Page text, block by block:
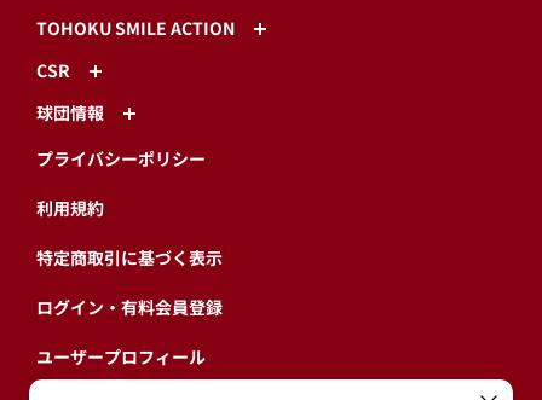
TOHOKU SMILE ACTION
CSR
球団情報
プライバシーポリシー
利用規約
特定商取引に基づく表示
ログイン・有料会員登録
ユーザープロフィール